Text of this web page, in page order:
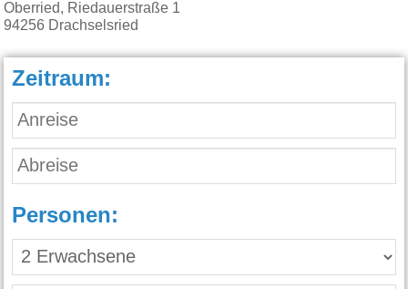
Oberried, Riedauerstraße 1
94256 Drachselsried
Zeitraum:
Personen: